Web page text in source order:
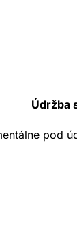
Údržba
pod